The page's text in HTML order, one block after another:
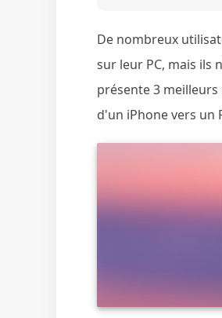
De nombreux
sur leur PC, mais ils
présente 3
d'un iPhone vers un